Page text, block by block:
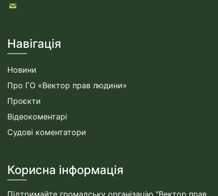
Навігація
Новини
Про ГО «Вектор прав людини»
Проєкти
Відеокоментарі
Судові коментатори
Корисна інформація
Підтримайте громадську організацію "Вектор прав